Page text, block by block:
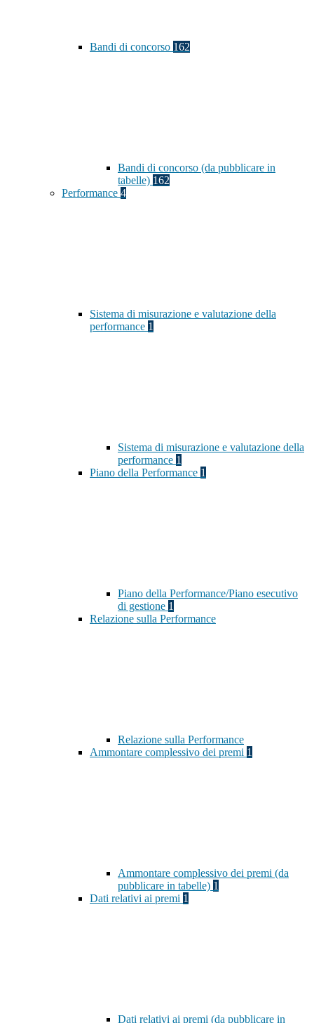
Bandi di concorso 162
Bandi di concorso (da pubblicare in
tabelle) 162
Performance 4
Sistema di misurazione e valutazione della
performance 1
Sistema di misurazione e valutazione della
performance 1
Piano della Performance 1
Piano della Performance/Piano esecutivo
di gestione 1
Relazione sulla Performance
Relazione sulla Performance
Ammontare complessivo dei premi 1
Ammontare complessivo dei premi (da
pubblicare in tabelle) 1
Dati relativi ai premi 1
Dati relativi ai premi (da pubblicare in